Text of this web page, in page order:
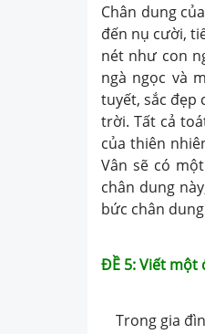
Chân dung
đến nụ cười,
nét như con
ngà ngọc và
tuyết, sắc đẹp
trời. Tất cả
của thiên
Vân sẽ có
chân dung
bức chân
ĐỀ 5: Viết một
Trong gia